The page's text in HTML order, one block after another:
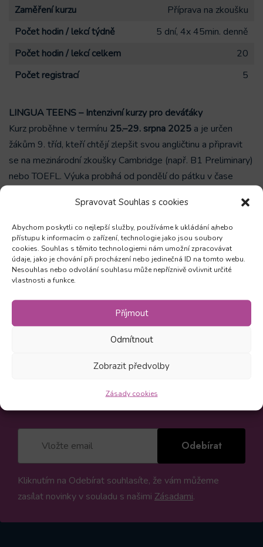
Spravovat Souhlas s cookies
Abychom poskytli co nejlepší služby, používáme k ukládání a/nebo
přístupu k informacím o zařízení, technologie jako jsou soubory
cookies. Souhlas s těmito technologiemi nám umožní zpracovávat
údaje, jako je chování při procházení nebo jedinečná ID na tomto webu.
Nesouhlas nebo odvolání souhlasu může nepříznivě ovlivnit určité
vlastnosti a funkce.
Příjmout
Odmítnout
Zobrazit předvolby
Zásady cookies
Zaměření kurzu
Příprava na zkoušku
Počet hodin / lekcí týdně
5 dní, 4x 45min. denně
Počet hodin / lekcí celkem
20
Počet registrací
5
LINGUA TEENS – Intenzivní kurzy pro deváťáky
Kurz proběhne v termínu 25.–29. srpna 2025 a je určen
žákům 9. tříd, kteří chtějí zlepšit svou angličtinu a připravit
se na mezinárodní zkoušky Cambridge (např. B1 Preliminary)
nebo TOEFL. Výuka probíhá od pondělí do pátku v čase
Kurz probíhá v malých skupinách, s důrazem na individuální
přístup, aučební materiály jsou v ceně kurzu.
Je to ideální příležitost, jak si na konci prázdnin znovu
„nastartovat hlavu“ a posílit jazykové sebevědomí před
Zůstaňte v obraze
Odebírat
Kliknutím na Odebírat souhlasíte, že vám můžeme
zasílat novinky v souladu s našimi Zásadami.